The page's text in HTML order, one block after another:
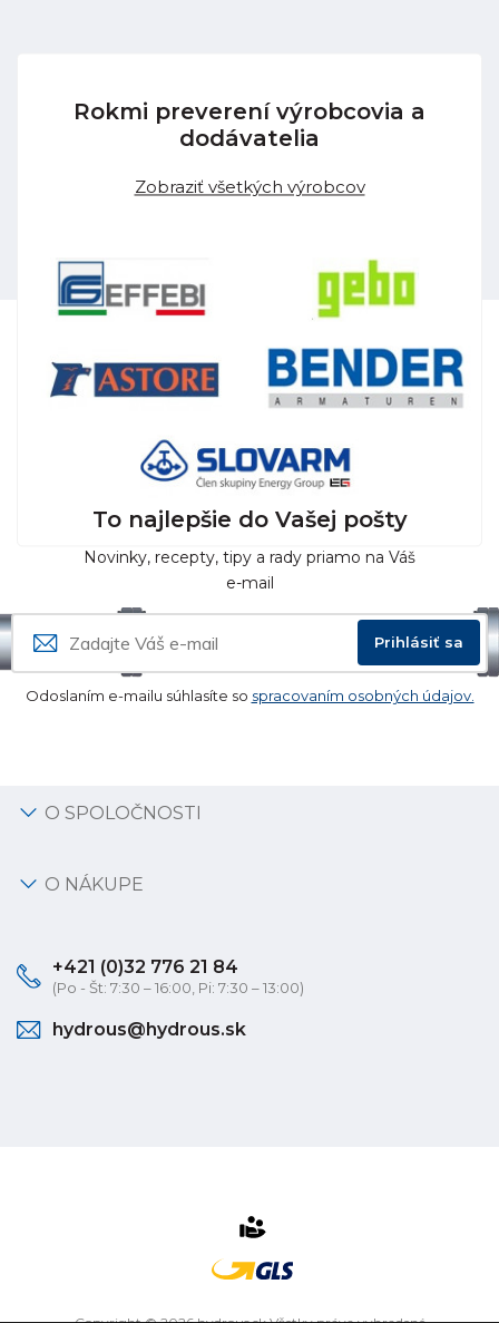
Rokmi preverení výrobcovia a
dodávatelia
Zobraziť všetkých výrobcov
To najlepšie do Vašej pošty
Novinky, recepty, tipy a rady priamo na Váš
e-mail
Prihlásiť sa
Odoslaním e-mailu súhlasíte so spracovaním osobných údajov.
O SPOLOČNOSTI
O NÁKUPE
+421 (0)32 776 21 84
(Po - Št: 7:30 – 16:00, Pi: 7:30 – 13:00)
hydrous@hydrous.sk